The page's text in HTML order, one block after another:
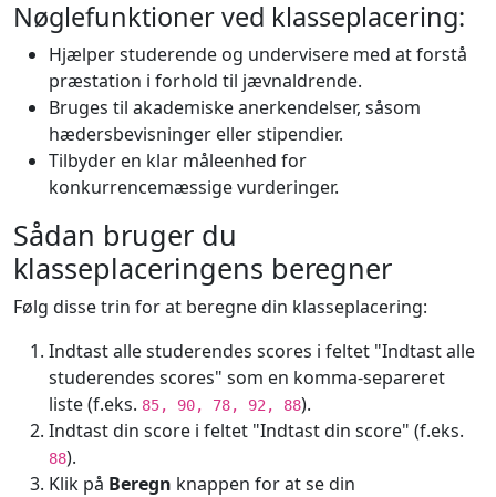
Nøglefunktioner ved klasseplacering:
Hjælper studerende og undervisere med at forstå
præstation i forhold til jævnaldrende.
Bruges til akademiske anerkendelser, såsom
hædersbevisninger eller stipendier.
Tilbyder en klar måleenhed for
konkurrencemæssige vurderinger.
Sådan bruger du
klasseplaceringens beregner
Følg disse trin for at beregne din klasseplacering:
Indtast alle studerendes scores i feltet "Indtast alle
studerendes scores" som en komma-separeret
liste (f.eks. 85, 90, 78, 92, 88).
Indtast din score i feltet "Indtast din score" (f.eks.
88).
Klik på Beregn knappen for at se din